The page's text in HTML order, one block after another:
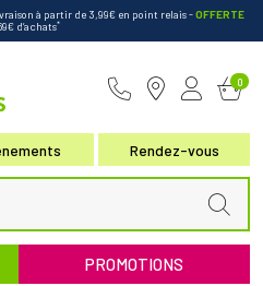
à partir de 3,99€ en point relais-OFFERTE
d’achats*
Rendez-vous
0
PROMOTIONS